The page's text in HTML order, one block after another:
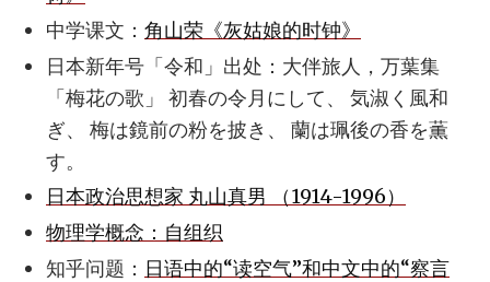
中学课文： 角山荣《灰姑娘的时钟》
日本新年号「令和」出处：大伴旅人，万葉集
「梅花の歌」 初春の令月にして、 気淑く風和
ぎ、 梅は鏡前の粉を披き、 蘭は珮後の香を薫
す。
日本政治思想家 丸山真男 （1914-1996）
物理学概念：自组织
知乎问题： 日语中的“读空气”和中文中的“察言